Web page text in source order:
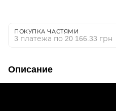
ПОКУПКА ЧАСТЯМИ
3 платежа по 20 166.33 грн
Описание